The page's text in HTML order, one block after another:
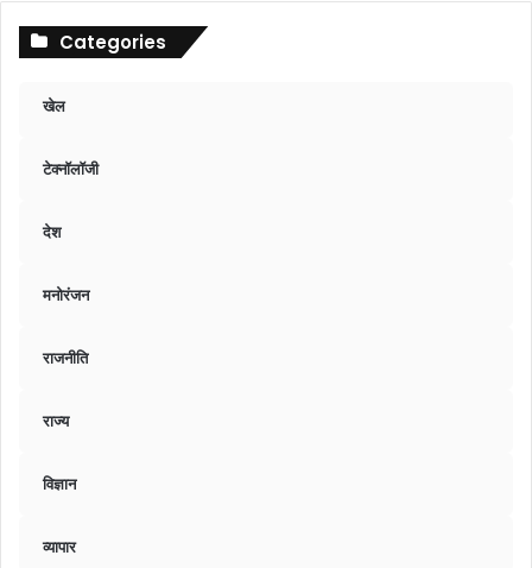
Categories
खेल
टेक्नॉलॉजी
देश
मनोरंजन
राजनीति
राज्य
विज्ञान
व्यापार